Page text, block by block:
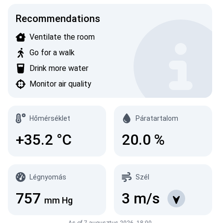
Recommendations
Ventilate the room
Go for a walk
Drink more water
Monitor air quality
Hőmérséklet
+35.2 °C
Páratartalom
20.0 %
Légnyomás
757 mm Hg
Szél
3 m/s